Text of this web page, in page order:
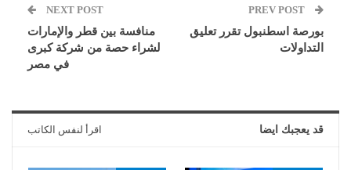
بورصة اسطنبول تقرر تعليق
التداولات
NEXT POST
منافسة بين قطر والإمارات
لشراء حصة من شركة كبرى
في مصر
قد يعجبك ايضا اقرأ لنفس الكاتب